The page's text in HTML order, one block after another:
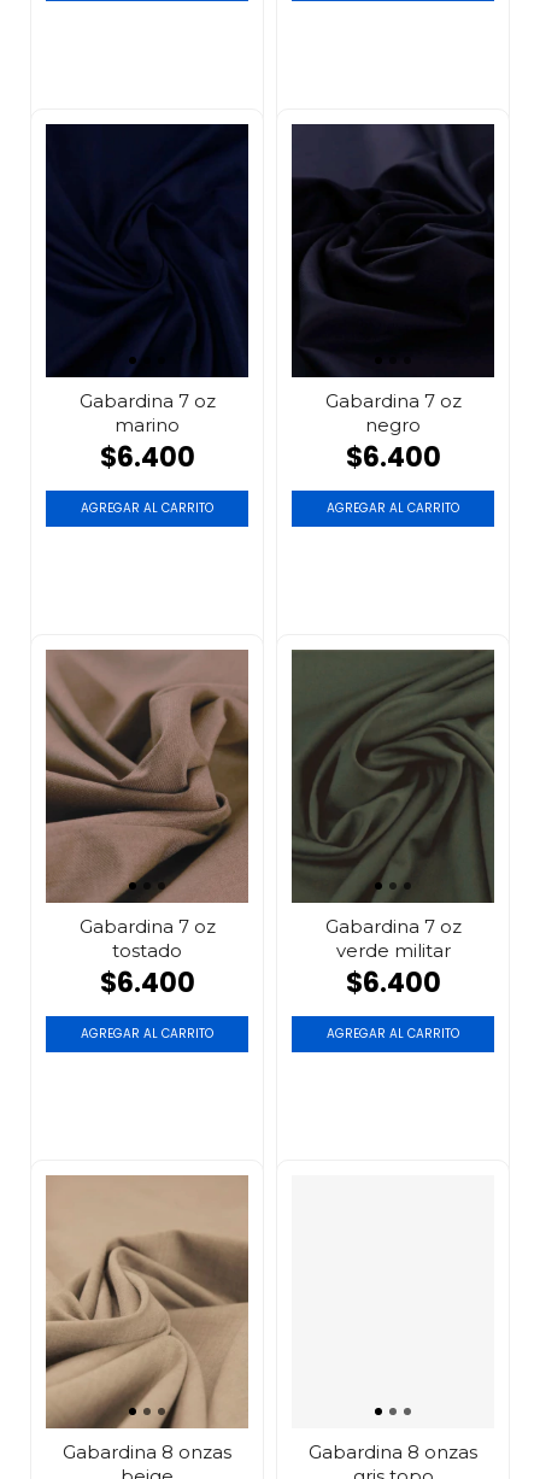
Gabardina 7 oz
marino
$6.400
AGREGAR AL CARRITO
Gabardina 7 oz
negro
$6.400
AGREGAR AL CARRITO
Gabardina 7 oz
tostado
$6.400
AGREGAR AL CARRITO
Gabardina 7 oz
verde militar
$6.400
AGREGAR AL CARRITO
Gabardina 8 onzas
Gabardina 8 onzas